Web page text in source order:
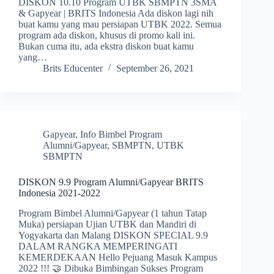
DISKON 10.10 Program UTBK SBMPTN 3SMA
& Gapyear | BRITS Indonesia Ada diskon lagi nih
buat kamu yang mau persiapan UTBK 2022. Semua
program ada diskon, khusus di promo kali ini.
Bukan cuma itu, ada ekstra diskon buat kamu
yang…
Brits Educenter
September 26, 2021
Gapyear, Info Bimbel Program
Alumni/Gapyear, SBMPTN, UTBK
SBMPTN
DISKON 9.9 Program Alumni/Gapyear BRITS
Indonesia 2021-2022
Program Bimbel Alumni/Gapyear (1 tahun Tatap
Muka) persiapan Ujian UTBK dan Mandiri di
Yogyakarta dan Malang DISKON SPECIAL 9.9
DALAM RANGKA MEMPERINGATI
KEMERDEKAAN Hello Pejuang Masuk Kampus
2022 !!! 🤝 Dibuka Bimbingan Sukses Program